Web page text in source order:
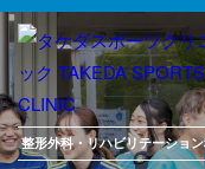
整形外科・ リハビリテーショ